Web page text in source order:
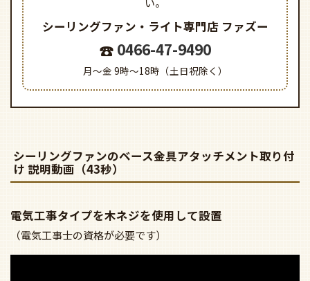
シーリングファン・ライト専門店 ファズー
0466-47-9490
月～金 9時～18時（土日祝除く）
シーリングファンのベース金具アタッチメント取り付
け 説明動画（43秒）
電気工事タイプを木ネジを使用して設置
（電気工事士の資格が必要です）